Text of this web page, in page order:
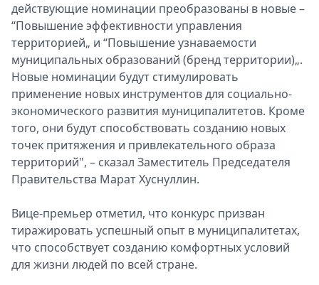
действующие номинации преобразованы в новые –
“Повышение эффективности управления
территорией„ и “Повышение узнаваемости
муниципальных образований (бренд территории)„.
Новые номинации будут стимулировать
применение новых инструментов для социально-
экономического развития муниципалитетов. Кроме
того, они будут способствовать созданию новых
точек притяжения и привлекательного образа
территорий", – сказал Заместитель Председателя
Правительства Марат Хуснуллин.
Вице-премьер отметил, что конкурс призван
тиражировать успешный опыт в муниципалитетах,
что способствует созданию комфортных условий
для жизни людей по всей стране.